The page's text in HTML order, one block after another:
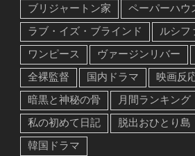
ブリジャートン家
ペーパーハウ
ラブ・イズ・ブラインド
ルシフ
ワンピース
ヴァージンリバー
全裸監督
国内ドラマ
映画反
暗黒と神秘の骨
月間ランキング
私の初めて日記
脱出おひとり島
韓国ドラマ